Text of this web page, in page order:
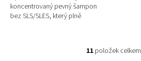
koncentrovaný pevný šampon
bez SLS/SLES, který plně
O
11 položek celkem